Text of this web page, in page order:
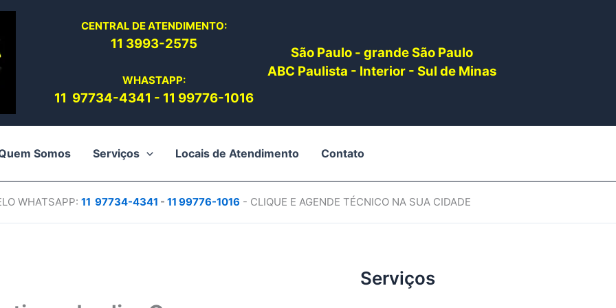
CENTRAL DE ATENDIMENTO:
11 3993-2575
WHASTAPP:
11 97734-4341 - 11 99776-1016
São Paulo - grande São Paulo
ABC Paulista - Interior - Sul de Minas
Somos Serviços Locais de Atendimento Contato
WHATSAPP: 11 97734-4341 - 11 99776-1016 - CLIQUE E AGENDE TÉCNICO NA SUA CIDADE
Serviços